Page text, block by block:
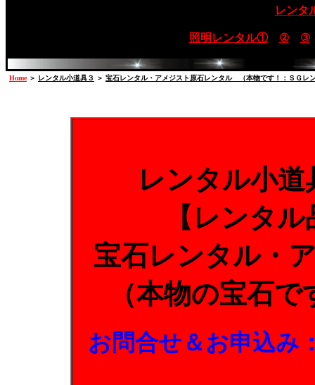
レンタ
照明レンタル① ② ③
Home＞ レンタル小道具３ ＞ 宝石レンタル・アメジスト原石レンタル （本物です！：ＳＧレ
レンタル小道
【レンタ
宝石レンタル・
（本物の宝石
お問合せ＆お申込み